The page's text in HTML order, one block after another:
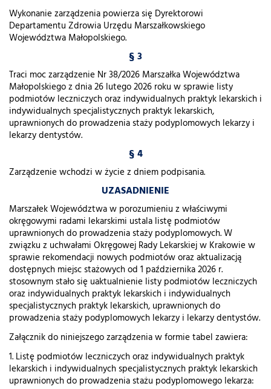
Wykonanie zarządzenia powierza się Dyrektorowi
Departamentu Zdrowia Urzędu Marszałkowskiego
Województwa Małopolskiego.
§ 3
Traci moc zarządzenie Nr 38/2026 Marszałka Województwa
Małopolskiego z dnia 26 lutego 2026 roku w sprawie listy
podmiotów leczniczych oraz indywidualnych praktyk lekarskich i
indywidualnych specjalistycznych praktyk lekarskich,
uprawnionych do prowadzenia staży podyplomowych lekarzy i
lekarzy dentystów.
§ 4
Zarządzenie wchodzi w życie z dniem podpisania.
UZASADNIENIE
Marszałek Województwa w porozumieniu z właściwymi
okręgowymi radami lekarskimi ustala listę podmiotów
uprawnionych do prowadzenia staży podyplomowych. W
związku z uchwałami Okręgowej Rady Lekarskiej w Krakowie w
sprawie rekomendacji nowych podmiotów oraz aktualizacją
dostępnych miejsc stażowych od 1 października 2026 r.
stosownym stało się uaktualnienie listy podmiotów leczniczych
oraz indywidualnych praktyk lekarskich i indywidualnych
specjalistycznych praktyk lekarskich, uprawnionych do
prowadzenia staży podyplomowych lekarzy i lekarzy dentystów.
Załącznik do niniejszego zarządzenia w formie tabel zawiera:
1. Listę podmiotów leczniczych oraz indywidualnych praktyk
lekarskich i indywidualnych specjalistycznych praktyk lekarskich
uprawnionych do prowadzenia stażu podyplomowego lekarza: